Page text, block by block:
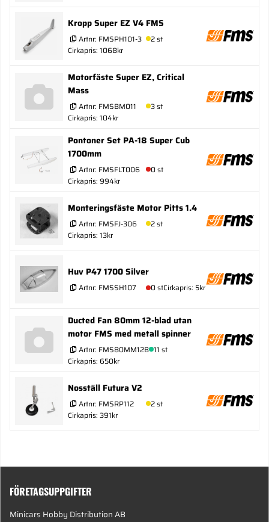
Kropp Super EZ V4 FMS
Artnr: FMSPH101-3
2 st
Cirkapris: 1068kr
Motorfäste Super EZ, Critical
Mass
Artnr: FMSBM011
3 st
Cirkapris: 104kr
Pontoner Set PA-18 Super Cub
1700mm
Artnr: FMSFLT006
0 st
Cirkapris: 994kr
Monteringsfäste Motor Pitts 1.4
Artnr: FMSFJ-306
2 st
Cirkapris: 13kr
Huv P47 1700 Silver
Artnr: FMSSH107 0 stCirkapris: 5kr
Ducted Fan 80mm 12-blad utan
motor FMS med metall spinner
Artnr: FMS80MM12B 11 st
Cirkapris: 650kr
Nosställ Futura V2
Artnr: FMSRP112
2 st
Cirkapris: 391kr
FÖRETAGSUPPGIFTER
Minicars Hobby Distribution AB